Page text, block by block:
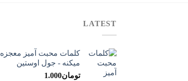
LATEST
کلمات محبت آمیز معجزه
میکنه - جول اوستین
تومان1.000